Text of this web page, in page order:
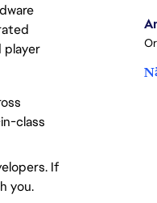
player
class
If
you.